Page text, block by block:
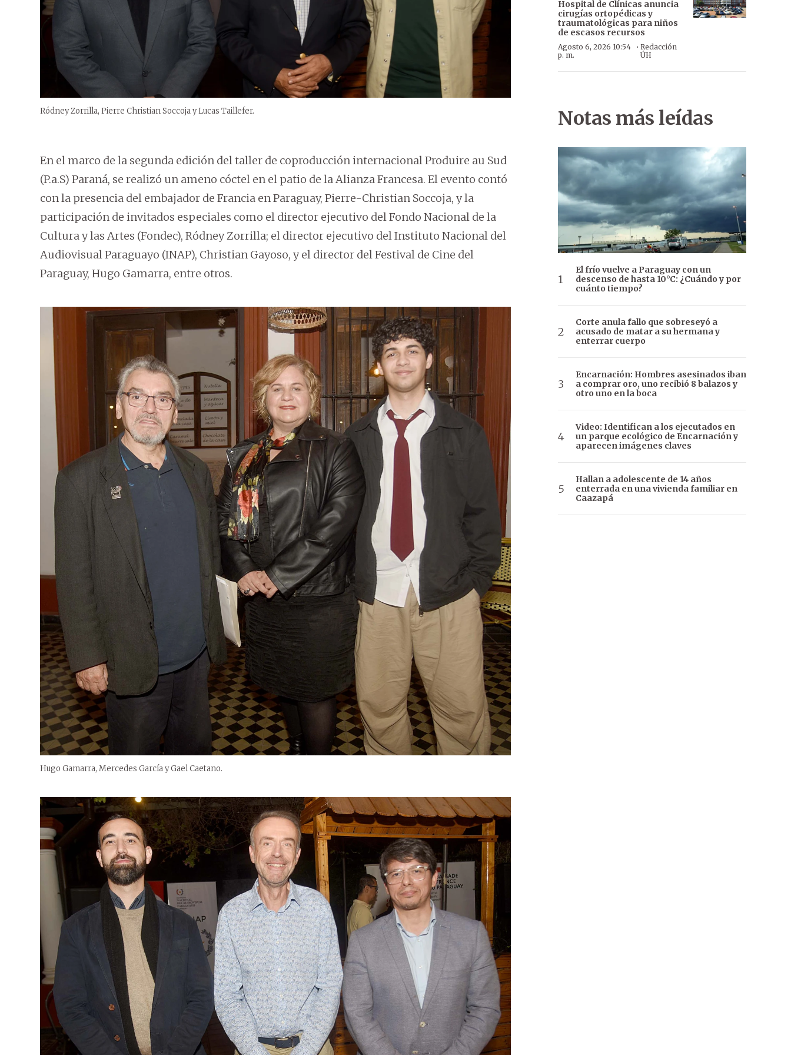
Ródney Zorrilla, Pierre Christian Soccoja y Lucas Taillefer.
En el marco de la segunda edición del taller de coproducción internacional Produire au Sud
(P.a.S) Paraná, se realizó un ameno cóctel en el patio de la Alianza Francesa. El evento contó
con la presencia del embajador de Francia en Paraguay, Pierre-Christian Soccoja, y la
participación de invitados especiales como el director ejecutivo del Fondo Nacional de la
Cultura y las Artes (Fondec), Ródney Zorrilla; el director ejecutivo del Instituto Nacional del
Audiovisual Paraguayo (INAP), Christian Gayoso, y el director del Festival de Cine del
Paraguay, Hugo Gamarra, entre otros.
Hugo Gamarra, Mercedes García y Gael Caetano.
Hospital de Clínicas anuncia
cirugías ortopédicas y
traumatológicas para niños
de escasos recursos
Agosto 6, 2026 10:54
p. m.
· Redacción
ÚH
Notas más leídas
El frío vuelve a Paraguay con un
descenso de hasta 10°C: ¿Cuándo y por
cuánto tiempo?
Corte anula fallo que sobreseyó a
acusado de matar a su hermana y
enterrar cuerpo
Encarnación: Hombres asesinados iban
a comprar oro, uno recibió 8 balazos y
otro uno en la boca
Video: Identifican a los ejecutados en
un parque ecológico de Encarnación y
aparecen imágenes claves
Hallan a adolescente de 14 años
enterrada en una vivienda familiar en
Caazapá